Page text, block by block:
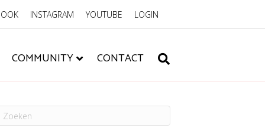
INSTAGRAM YOUTUBE LOGIN
COMMUNITY CONTACT